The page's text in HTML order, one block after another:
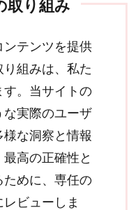
取り組み
テンツを提供
組みは、私た
す。当サイトの
実際のユーザ
な洞察と情報
高の正確性と
ために、専任の
ビューしま